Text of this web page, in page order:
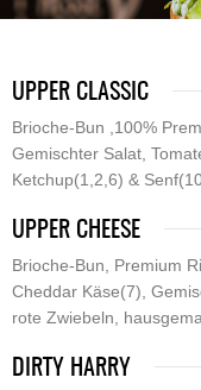
UPPER CLASSIC
Brioche-Bun ,100%
Gemischter Salat,
Ketchup(1,2,6) &
UPPER CHEESE
Brioche-Bun, Premium
Cheddar Käse(7),
rote Zwiebeln,
DIRTY HARRY